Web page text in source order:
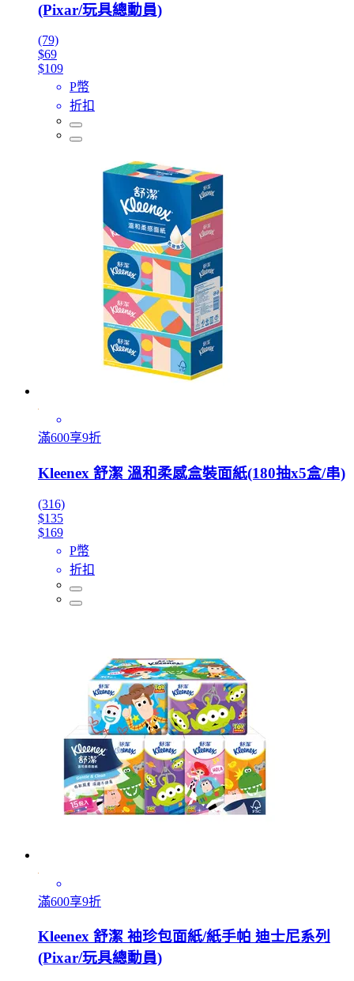
(Pixar/玩具總動員)
(79)
$69
$109
P幣
折扣
滿600享9折
Kleenex 舒潔 溫和柔感盒裝面紙(180抽x5盒/串)
(316)
$135
$169
P幣
折扣
滿600享9折
Kleenex 舒潔 袖珍包面紙/紙手帕 迪士尼系列
(Pixar/玩具總動員)